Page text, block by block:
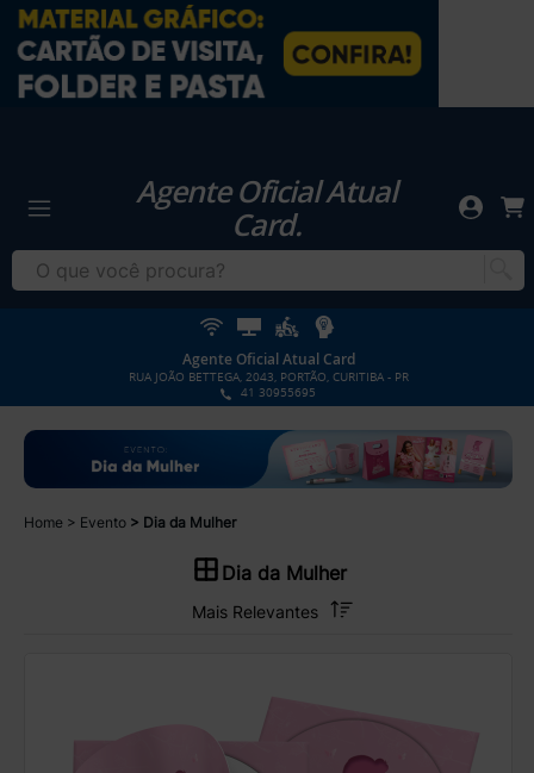
Agente Oficial Atual
Card.
Agente Oficial Atual Card
RUA JOÃO BETTEGA, 2043, PORTÃO, CURITIBA - PR
41 30955695
Home Evento Dia da Mulher
Dia da Mulher